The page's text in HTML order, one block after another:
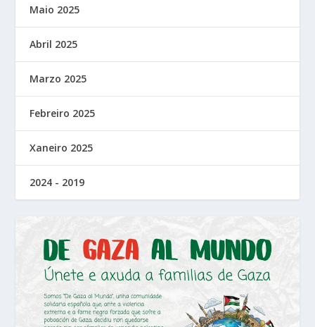
Maio 2025
Abril 2025
Marzo 2025
Febreiro 2025
Xaneiro 2025
2024 - 2019